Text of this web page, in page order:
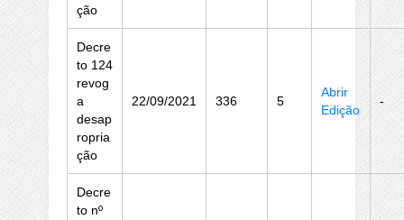
ção
Decre
to 124
revog
a
desap
ropria
ção
22/09/2021 336 5
Abrir
Edição
-
Decre
to nº